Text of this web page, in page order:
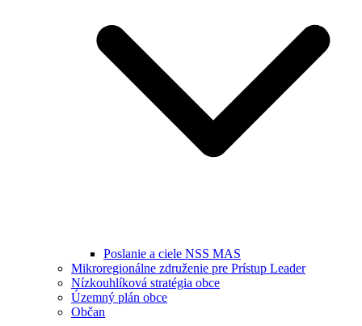
Poslanie a ciele NSS MAS
Mikroregionálne združenie pre Prístup Leader
Nízkouhlíková stratégia obce
Územný plán obce
Občan